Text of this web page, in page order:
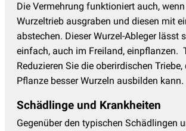
Die Vermehrung funktioniert auch,
Wurzeltrieb ausgraben und diesen mit
abstechen. Dieser Wurzel-Ableger lässt
einfach, auch im Freiland, einpflanzen.
Reduzieren Sie die oberirdischen
Pflanze besser Wurzeln ausbilden kann.
Schädlinge und Krankheiten
Gegenüber den typischen Schädlingen